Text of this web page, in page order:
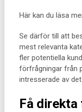
Här kan du läsa
Se därför till att
mest relevanta
fler potentiella
förfrågningar från
intresserade av
Få